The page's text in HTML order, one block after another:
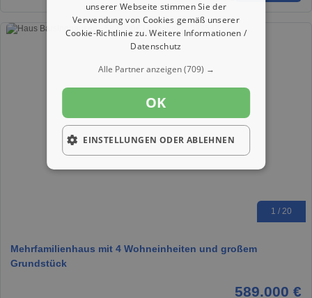
1 / 20
Mehrfamilienhaus mit 4 Wohneinheiten und großem
Grundstück
589.000 €
unserer Webseite stimmen Sie der
Verwendung von Cookies gemäß unserer
Cookie-Richtlinie zu.Weitere Informationen /
Datenschutz
Alle Partner anzeigen(709) →
OK
EINSTELLUNGEN ODER ABLEHNEN